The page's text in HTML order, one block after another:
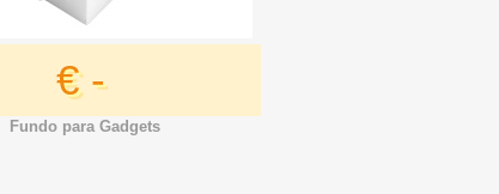
€ -
Fundo para Gadgets